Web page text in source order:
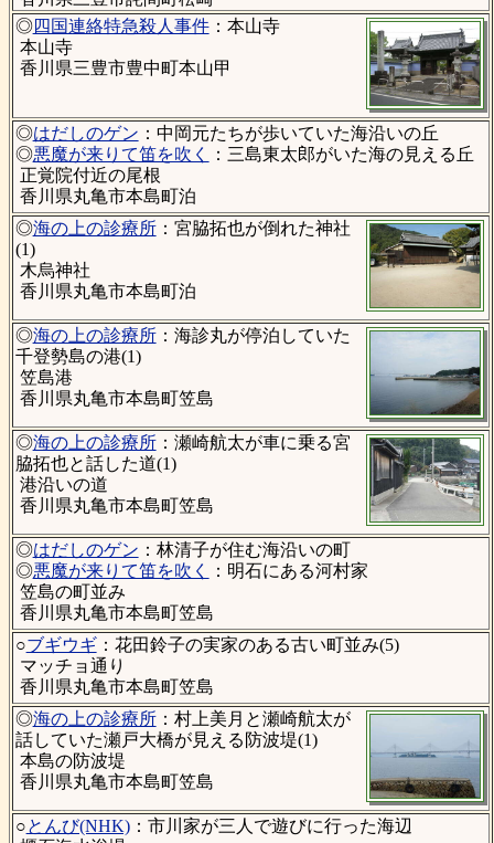
◎四国連絡特急殺人事件：本山寺
本山寺
香川県三豊市豊中町本山甲
◎はだしのゲン ：中岡元たちが歩いていた海沿いの丘
◎悪魔が来りて笛を吹く
：三島東太郎がいた海の見える丘
正覚院付近の尾根
香川県丸亀市本島町泊
◎海の上の診療所：宮脇拓也が倒れた神社
(1)
木烏神社
香川県丸亀市本島町泊
◎海の上の診療所：海診丸が停泊していた
千登勢島の港(1)
笠島港
香川県丸亀市本島町笠島
◎海の上の診療所：瀬崎航太が車に乗る宮
脇拓也と話した道(1)
港沿いの道
香川県丸亀市本島町笠島
◎はだしのゲン ：林清子が住む海沿いの町
◎悪魔が来りて笛を吹く
：明石にある河村家
笠島の町並み
香川県丸亀市本島町笠島
○ブギウギ：花田鈴子の実家のある古い町並み(5)
マッチョ通り
香川県丸亀市本島町笠島
◎海の上の診療所：村上美月と瀬崎航太が
話していた瀬戸大橋が見える防波堤(1)
本島の防波堤
香川県丸亀市本島町笠島
○とんび(NHK)：市川家が三人で遊びに行った海辺